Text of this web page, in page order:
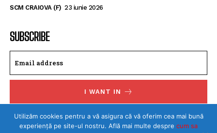
SCM CRAIOVA (F) 23 iunie 2026
SUBSCRIBE
I WANT IN
I've read and accept thePrivacy Policy.
Utilizăm cookies pentru a vă asigura că vă oferim cea mai bună
experiență pe site-ul nostru. Află mai multe despre cum sa